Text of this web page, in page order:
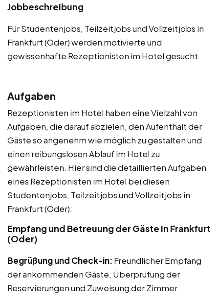
Jobbeschreibung
Für Studentenjobs, Teilzeitjobs und Vollzeitjobs in
Frankfurt (Oder) werden motivierte und
gewissenhafte Rezeptionisten im Hotel gesucht.
Aufgaben
Rezeptionisten im Hotel haben eine Vielzahl von
Aufgaben, die darauf abzielen, den Aufenthalt der
Gäste so angenehm wie möglich zu gestalten und
einen reibungslosen Ablauf im Hotel zu
gewährleisten. Hier sind die detaillierten Aufgaben
eines Rezeptionisten im Hotel bei diesen
Studentenjobs, Teilzeitjobs und Vollzeitjobs in
Frankfurt (Oder):
Empfang und Betreuung der Gäste in Frankfurt
(Oder)
Begrüßung und Check-in: Freundlicher Empfang
der ankommenden Gäste, Überprüfung der
Reservierungen und Zuweisung der Zimmer.